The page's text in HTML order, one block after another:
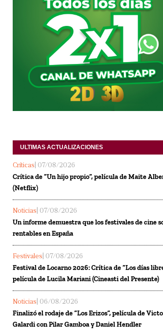
ULTIMAS ACTUALIZACIONES
Críticas | 07/08/2026
Crítica de “Un hijo propio”, película de Maite
(Netflix)
Noticias | 07/08/2026
Un informe demuestra que los festivales de cine
rentables en España
Festivales | 07/08/2026
Festival de Locarno 2026: Crítica de “Los días
película de Lucila Mariani (Cineasti del Presente)
Noticias | 06/08/2026
Finalizó el rodaje de “Los Erizos”, película de
Galardi con Pilar Gamboa y Daniel Hendler